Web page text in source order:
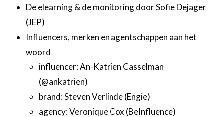
De elearning & de monitoring door Sofie Dejager
(JEP)
Influencers, merken en agentschappen aan het
woord
influencer: An-Katrien Casselman
(@ankatrien)
brand:Steven Verlinde (Engie)
agency: Veronique Cox (BeInfluence)